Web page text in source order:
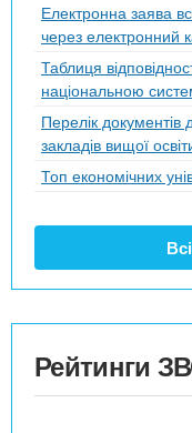
Електронна заява
через електронний
Таблиця
національною
Перелік документів
закладів вищої
Топ економічних
Рейтинги